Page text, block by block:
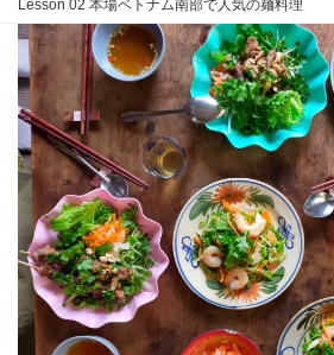
Lesson 02 本場ベトナム南部で人気の麺料理